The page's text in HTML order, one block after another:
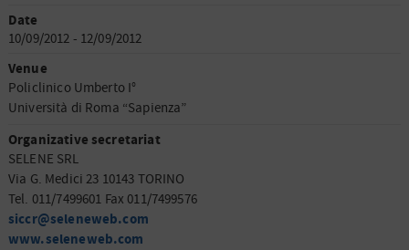
Date
10/09/2012 - 12/09/2012
Venue
Policlinico Umberto I°
Università di Roma “Sapienza”
Organizative secretariat
SELENE SRL
Via G. Medici 23 10143 TORINO
Tel. 011/7499601 Fax 011/7499576
siccr@seleneweb.com
www.seleneweb.com